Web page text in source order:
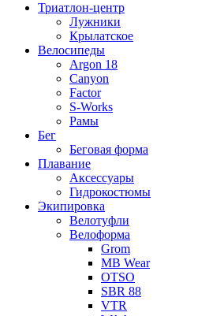
Триатлон-центр
Лужники
Крылатское
Велосипеды
Argon 18
Canyon
Factor
S-Works
Рамы
Бег
Беговая форма
Плавание
Аксессуары
Гидрокостюмы
Экипировка
Велотуфли
Велоформа
Grom
MB Wear
OTSO
SBR 88
VTR